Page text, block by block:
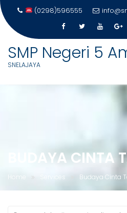
(0298)596555
SMP Negeri 5
SNELAJAYA
BUDAYA CINTA
Home Services Budaya Cinta